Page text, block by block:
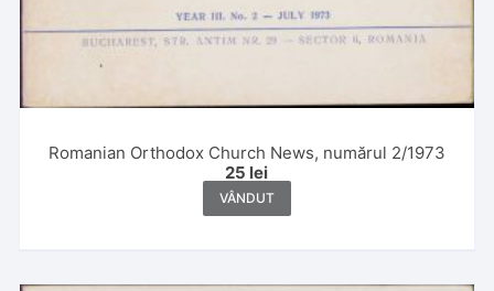
Romanian Orthodox Church News, numărul 2/1973
25 lei
VÂNDUT